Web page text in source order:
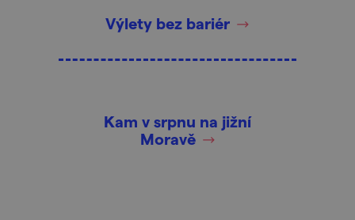
Výlety bez bariér
Kam v srpnu na jižní
Moravě